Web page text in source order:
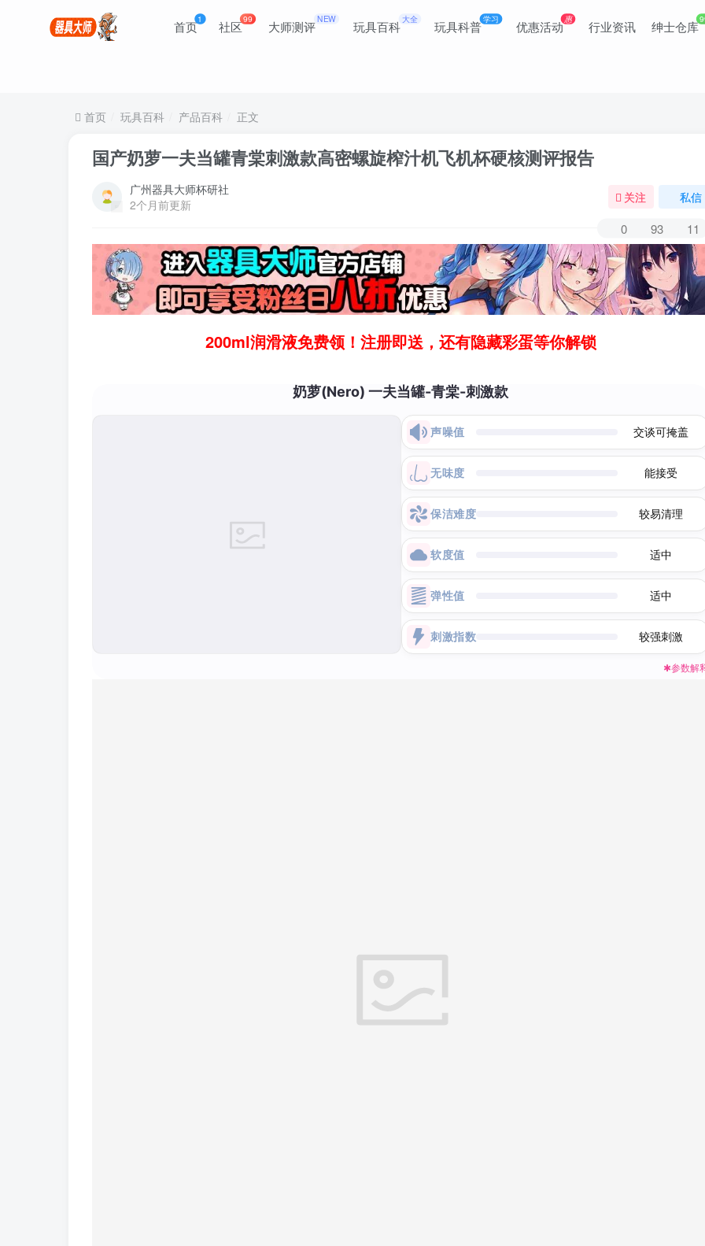
首页1 社区99 大师测评NEW 玩具百科 大全 玩具科普学习 优惠活动惠 行业资讯 绅士仓库
首页 玩具百科 产品百科 正文
国产奶萝一夫当罐青棠刺激款高密螺旋榨汁机飞机杯硬核测评报告
广州器具大师杯研社
2个月前更新
关注 私信
0 93 11
200ml润滑液免费领！注册即送，还有隐藏彩蛋等你解锁
奶萝(Nero) 一夫当罐-青棠-刺激款
声噪值 交谈可掩盖
无味度 能接受
保洁难度 较易清理
软度值 适中
弹性值 适中
刺激指数 较强刺激
✱参数解